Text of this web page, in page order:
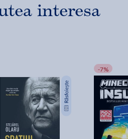
interesa
-7%